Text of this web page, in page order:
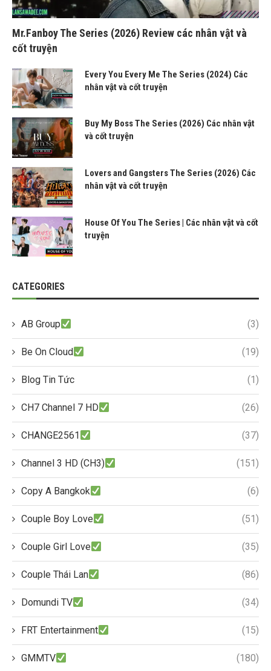
Mr.Fanboy The Series (2026) Review các nhân vật và
cốt truyện
Every You Every Me The Series (2024) Các
nhân vật và cốt truyện
Buy My Boss The Series (2026) Các nhân vật
và cốt truyện
Lovers and Gangsters The Series (2026) Các
nhân vật và cốt truyện
House Of You The Series | Các nhân vật và cốt
truyện
CATEGORIES
AB Group (3)
Be On Cloud (19)
Blog Tin Tức (1)
CH7 Channel 7 HD (26)
CHANGE2561 (37)
Channel 3 HD (CH3) (151)
Copy A Bangkok (6)
Couple Boy Love (51)
Couple Girl Love (35)
Couple Thái Lan (86)
Domundi TV (34)
FRT Entertainment (15)
GMMTV (180)